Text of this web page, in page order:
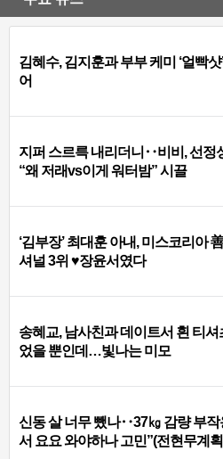
김혜수, 김지훈과 부부 케미 ‘얼빡
어
지퍼 스르륵 내리더니‥비비, 선정
“왜 저래vs이게 워터밤” 시끌
‘김부장’ 최대훈 아내, 미스코리아
셔널 3위 ♥장윤서였다
송혜교, 남사친과 데이트서 흰 티셔
었을 뿐인데…빛나는 미모
신동 살 너무 뺐나‥37㎏ 감량 부작
서 요요 와야하나 고민”(전현무계